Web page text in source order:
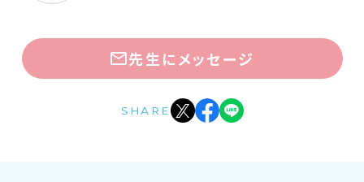
先生にメッセージ
SHARE